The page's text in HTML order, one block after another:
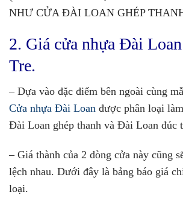
NHƯ CỬA ĐÀI LOAN GHÉP
2. Giá cửa nhựa Đài
Tre.
– Dựa vào đặc điểm bên ngoài cùng
Cửa nhựa Đài Loan được phân loại
Đài Loan ghép thanh và Đài Loan đúc
– Giá thành của 2 dòng cửa này cũng
lệch nhau. Dưới đây là bảng báo giá
loại.